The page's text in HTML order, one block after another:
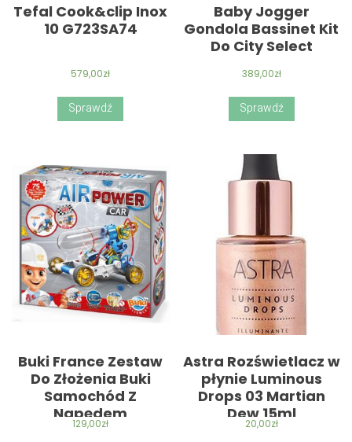
Tefal Cook&clip Inox
10 G723SA74
579,00zł
Sprawdź
Baby Jogger
Gondola Bassinet Kit
Do City Select
389,00zł
Sprawdź
Buki France Zestaw
Do Złożenia Buki
Samochód Z
Napędem
Powietrznym 7502
129,00zł
Astra Rozświetlacz w
płynie Luminous
Drops 03 Martian
Dew 15ml
20,00zł